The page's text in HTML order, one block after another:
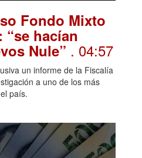
Fondo Mixto
“se hacían
Nule” . 04:57
un informe de la Fiscalía
a uno de los más
país.